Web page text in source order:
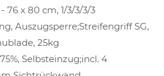
76 x 80 cm, 1/3/3/3/3
Auszugsperre;Streifengriff SG,
25kg
Selbsteinzug;incl. 4